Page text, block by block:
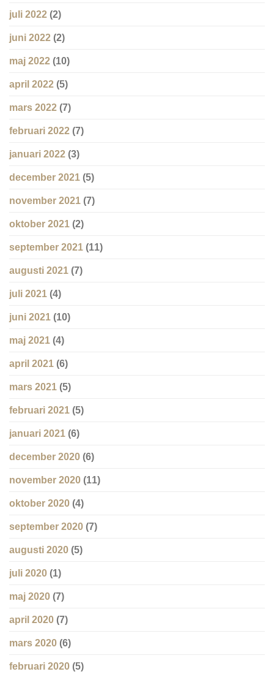
juli 2022 (2)
juni 2022 (2)
maj 2022 (10)
april 2022 (5)
mars 2022 (7)
februari 2022 (7)
januari 2022 (3)
december 2021 (5)
november 2021 (7)
oktober 2021 (2)
september 2021 (11)
augusti 2021 (7)
juli 2021 (4)
juni 2021 (10)
maj 2021 (4)
april 2021 (6)
mars 2021 (5)
februari 2021 (5)
januari 2021 (6)
december 2020 (6)
november 2020 (11)
oktober 2020 (4)
september 2020 (7)
augusti 2020 (5)
juli 2020 (1)
maj 2020 (7)
april 2020 (7)
mars 2020 (6)
februari 2020 (5)